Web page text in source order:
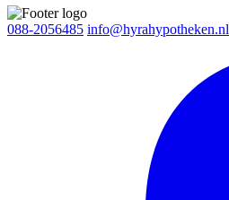
088-2056485 info@hyrahypotheken.nl